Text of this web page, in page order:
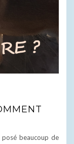
posé beaucoup de